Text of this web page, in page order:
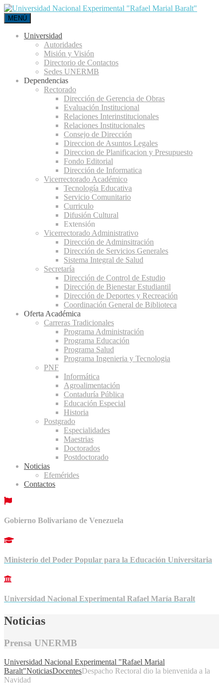
MENÚ
Universidad
Autoridades
Misión y Visión
Directorio de Contactos
Sedes UNERMB
Dependencias
Rectorado
Dirección de Gerencia de Obras
Evaluación Institucional
Relaciones Interinstitucionales
Relaciones Institucionales
Consejo de Dirección
Direccion de Asuntos Legales
Direccion de Planificacion y Presupuesto
Fondo Editorial
Dirección de Informatica
Vicerrectorado Académico
Tecnología Educativa
Servicio Comunitario
Curriculo
Difusión Cultural
Extensión
Vicerrectorado Administrativo
Dirección de Adminsitración
Dirección de Servicios Generales
Sistema Integral de Salud
Secretaría
Dirección de Control de Estudio
Dirección de Bienestar Estudiantil
Dirección de Deportes y Recreación
Coordinación General de Biblioteca
Oferta Académica
Carreras Tradicionales
Programa Administración
Programa Educación
Programa Salud
Programa Ingenieria y Tecnologia
PNF
Informática
Agroalimentación
Contaduría Pública
Educación Especial
Historia
Postgrado
Especialidades
Maestrias
Doctorados
Postdoctorado
Noticias
Efemérides
Contactos
Gobierno Bolivariano de Venezuela
Ministerio del Poder Popular para la Educación Universitaria
Universidad Nacional Experimental Rafael María Baralt
Noticias
Prensa UNERMB
Universidad Nacional Experimental "Rafael Marial
Baralt"NoticiasDocentesDespacho Rectoral dio la bienvenida a la
Navidad